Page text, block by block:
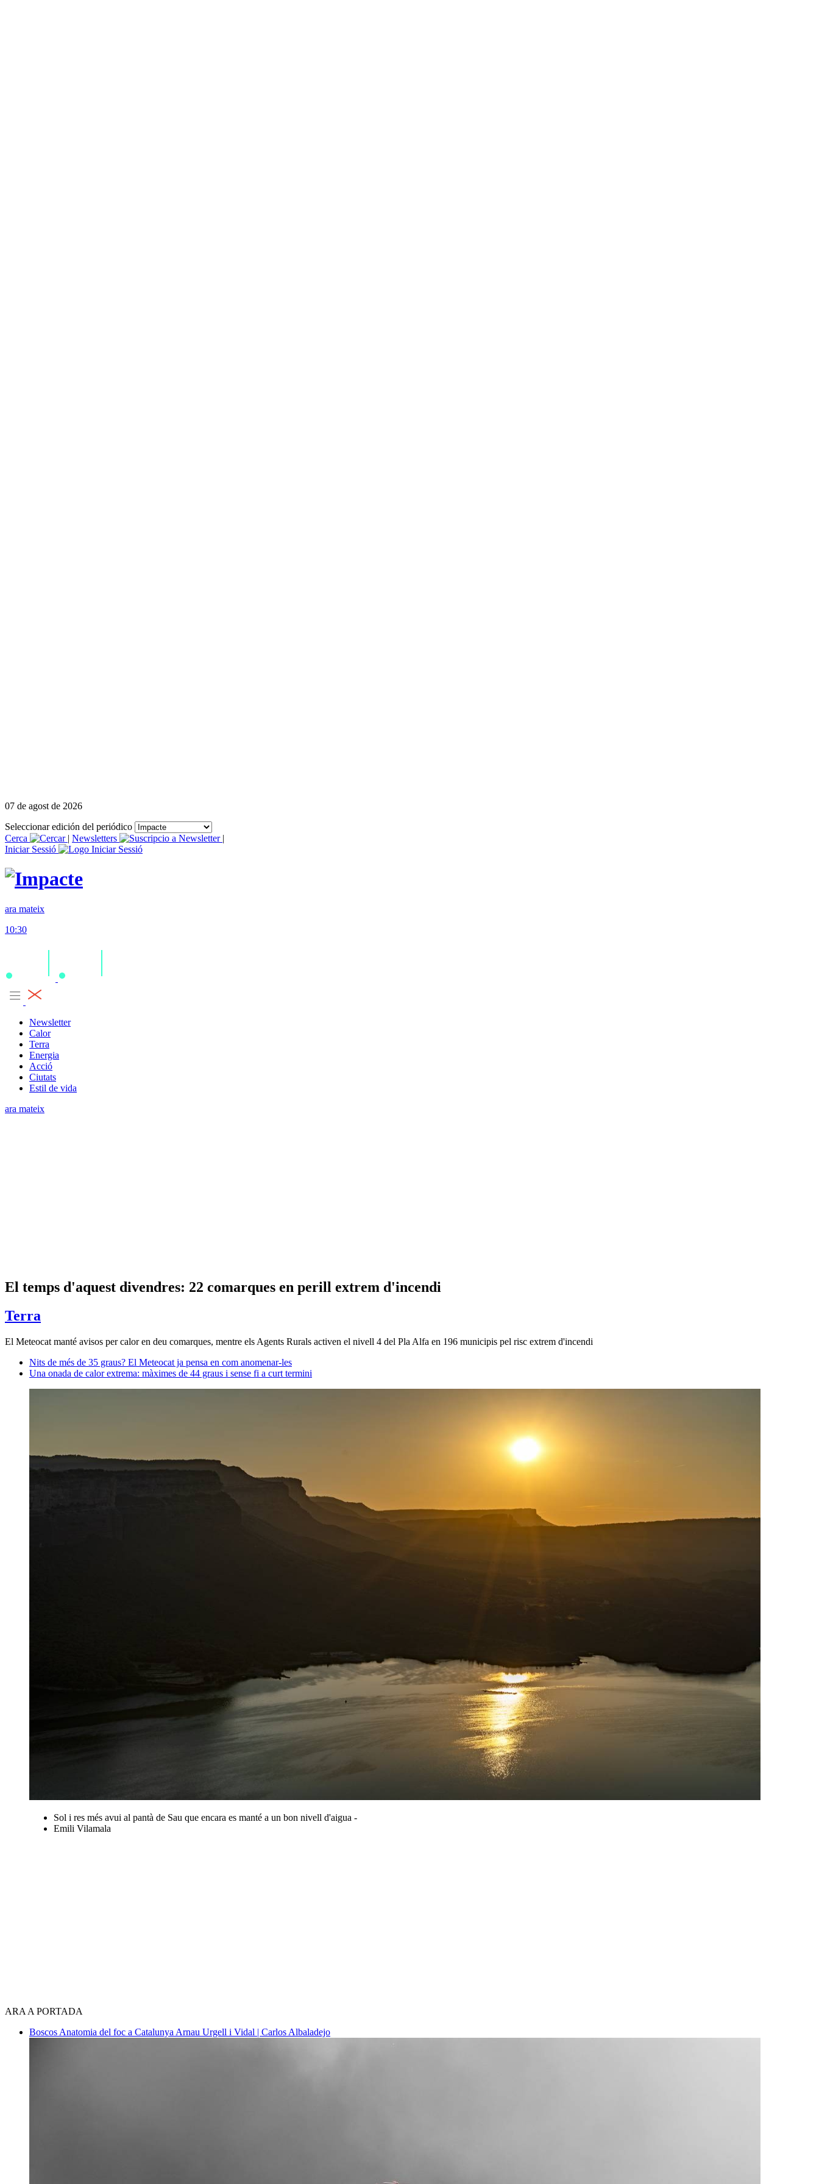
07 de agost de 2026
Seleccionar edición del periódico
Cerca
| Newsletters
|
Iniciar Sessió
ara mateix
10:30
Newsletter
Calor
Terra
Energia
Acció
Ciutats
Estil de vida
ara mateix
El temps d'aquest divendres: 22 comarques en perill extrem d'incendi
Terra
El Meteocat manté avisos per calor en deu comarques, mentre els Agents Rurals activen el nivell 4 del Pla Alfa en 196 municipis pel risc extrem d'incendi
Nits de més de 35 graus? El Meteocat ja pensa en com anomenar-les
Una onada de calor extrema: màximes de 44 graus i sense fi a curt termini
Sol i res més avui al pantà de Sau que encara es manté a un bon nivell d'aigua -
Emili Vilamala
ARA A PORTADA
Boscos Anatomia del foc a Catalunya Arnau Urgell i Vidal | Carlos Albaladejo